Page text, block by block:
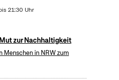
21:30 Uhr
zur Nachhaltigkeit
in NRW zum